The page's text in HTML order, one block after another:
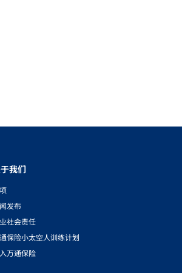
我们
发布
社会责任
保险小太空人训练计划
万通保险